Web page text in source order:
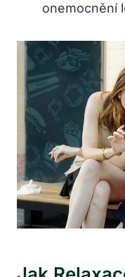
onemocnění